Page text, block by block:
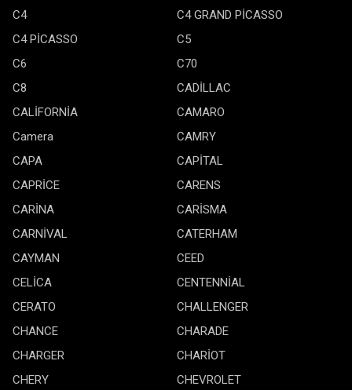
C4
C4 GRAND PİCASSO
C4 PİCASSO
C5
C6
C70
C8
CADİLLAC
CALİFORNİA
CAMARO
Camera
CAMRY
CAPA
CAPİTAL
CAPRİCE
CARENS
CARİNA
CARİSMA
CARNİVAL
CATERHAM
CAYMAN
CEED
CELİCA
CENTENNİAL
CERATO
CHALLENGER
CHANCE
CHARADE
CHARGER
CHARİOT
CHERY
CHEVROLET